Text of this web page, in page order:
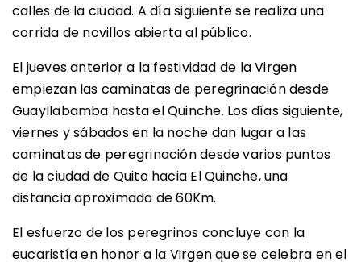
calles de la ciudad. A día siguiente se realiza una
corrida de novillos abierta al público.
El jueves anterior a la festividad de la Virgen
empiezan las caminatas de peregrinación desde
Guayllabamba hasta el Quinche. Los días siguiente,
viernes y sábados en la noche dan lugar a las
caminatas de peregrinación desde varios puntos
de la ciudad de Quito hacia El Quinche, una
distancia aproximada de 60Km.
El esfuerzo de los peregrinos concluye con la
eucaristía en honor a la Virgen que se celebra en el